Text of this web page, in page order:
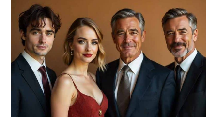
politik,
dan
olahraga